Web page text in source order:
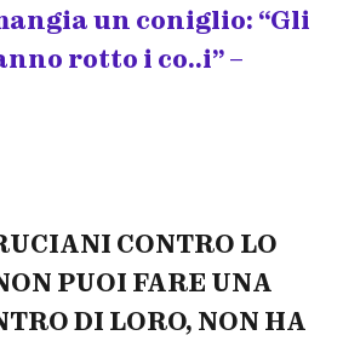
un coniglio: “Gli
rotto i co..i” –
CONTRO LO
PUOI FARE UNA
DI LORO, NON HA